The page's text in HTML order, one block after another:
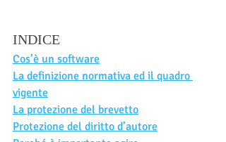
INDICE
Cos’è un software
​La definizione normativa ed il quadro
vigente
La protezione del brevetto
Protezione del diritto d’autore